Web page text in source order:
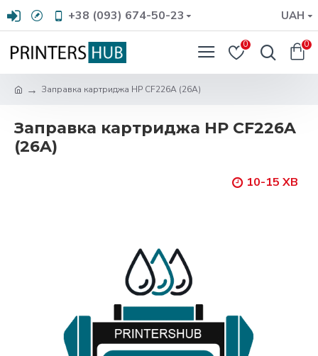
+38 (093) 674-50-23 UAH
0 0
Заправка картриджа HP CF226A (26A)
Заправка картриджа HP CF226A
(26A)
10-15 ХВ